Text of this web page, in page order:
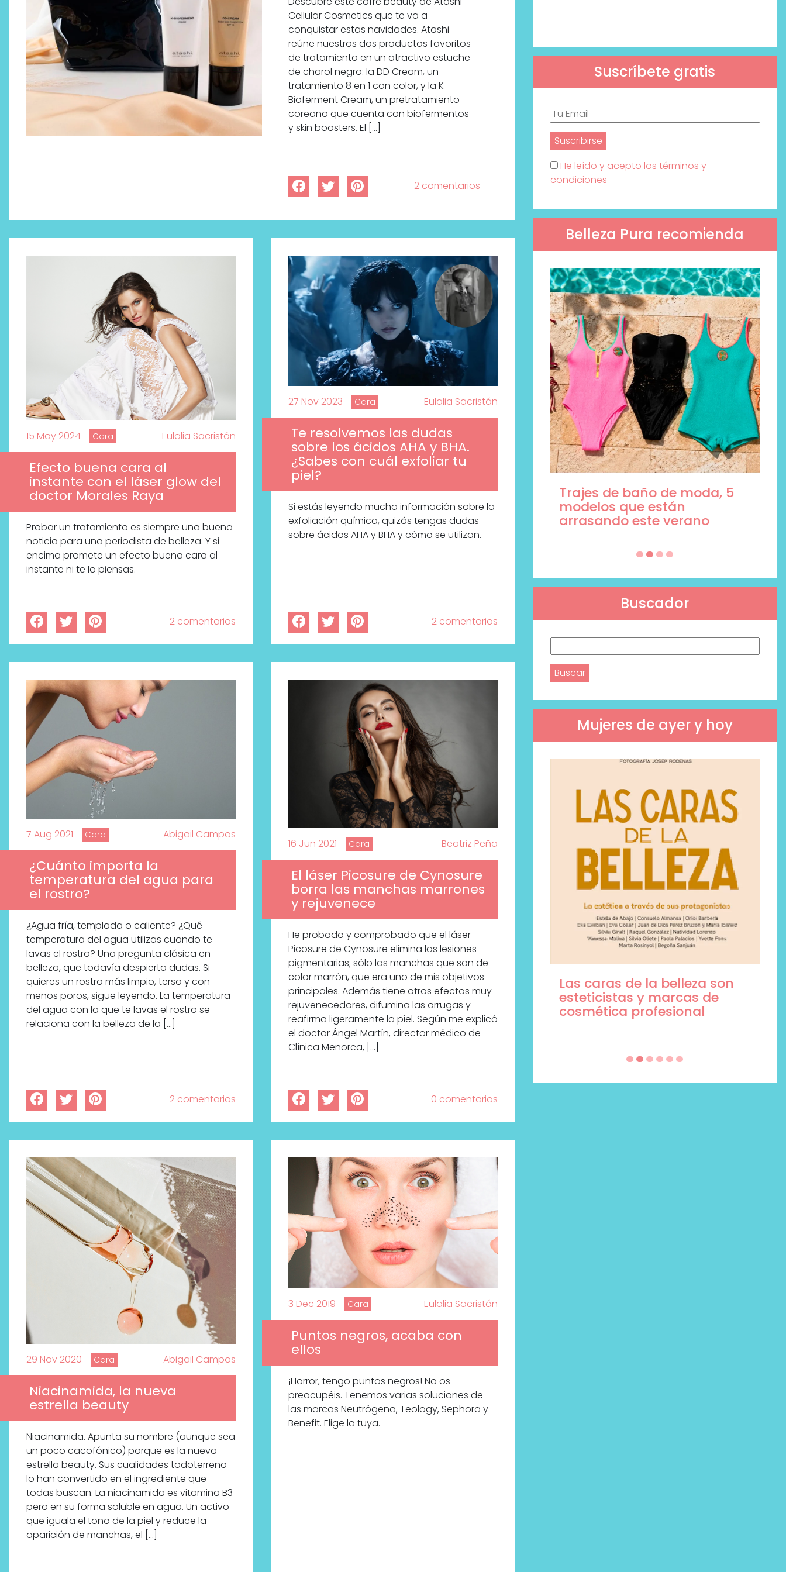
Cellular Cosmetics que te va a
conquistar estas navidades. Atashi
reúne nuestros dos productos favoritos
de tratamiento en un atractivo estuche
de charol negro: la DD Cream, un
tratamiento 8 en 1 con color, y la K-
Bioferment Cream, un pretratamiento
coreano que cuenta con biofermentos
y skin boosters. El […]
2 comentarios
15 May 2024 Cara Eulalia Sacristán
Efecto buena cara al
instante con el láser glow del
doctor Morales Raya
Probar un tratamiento es siempre una buena
noticia para una periodista de belleza. Y si
encima promete un efecto buena cara al
instante ni te lo piensas.
2 comentarios
27 Nov 2023 Cara Eulalia Sacristán
Te resolvemos las dudas
sobre los ácidos AHA y BHA.
¿Sabes con cuál exfoliar tu
piel?
Si estás leyendo mucha información sobre la
exfoliación química, quizás tengas dudas
sobre ácidos AHA y BHA y cómo se utilizan.
2 comentarios
7 Aug 2021 Cara Abigail Campos
¿Cuánto importa la
temperatura del agua para
el rostro?
¿Agua fría, templada o caliente? ¿Qué
temperatura del agua utilizas cuando te
lavas el rostro? Una pregunta clásica en
belleza, que todavía despierta dudas. Si
quieres un rostro más limpio, terso y con
menos poros, sigue leyendo. La temperatura
del agua con la que te lavas el rostro se
relaciona con la belleza de la […]
2 comentarios
16 Jun 2021 Cara Beatriz Peña
El láser Picosure de Cynosure
borra las manchas marrones
y rejuvenece
He probado y comprobado que el láser
Picosure de Cynosure elimina las lesiones
pigmentarias; sólo las manchas que son de
color marrón, que era uno de mis objetivos
principales. Además tiene otros efectos muy
rejuvenecedores, difumina las arrugas y
reafirma ligeramente la piel. Según me explicó
el doctor Ángel Martín, director médico de
Clínica Menorca, […]
0 comentarios
29 Nov 2020 Cara Abigail Campos
Niacinamida, la nueva
estrella beauty
Niacinamida. Apunta su nombre (aunque sea
un poco cacofónico) porque es la nueva
estrella beauty. Sus cualidades todoterreno
lo han convertido en el ingrediente que
todas buscan. La niacinamida es vitamina B3
pero en su forma soluble en agua. Un activo
que iguala el tono de la piel y reduce la
aparición de manchas, el […]
3 Dec 2019 Cara Eulalia Sacristán
Puntos negros, acaba con
ellos
¡Horror, tengo puntos negros! No os
preocupéis. Tenemos varias soluciones de
las marcas Neutrógena, Teology, Sephora y
Benefit. Elige la tuya.
Suscríbete gratis
He leído y acepto los términos y
condiciones
Belleza Pura recomienda
Descubre cómo la cosmética
profesional va desde las
cabinas a tu rutina diaria
Por qué los bálsamos de CBD
tópico se han convertido en
uno de los productos de
bienestar más buscados
Trajes de baño de moda, 5
modelos que están
arrasando este verano
Buscador
Mujeres de ayer y hoy
¿Qué revelan las zapatillas
de Alexia Putellas para Nike
sobre la nueva era del
objeto-artista?
Labeau Organic continúa
apostando por la cosmética
del bienestar
Las caras de la belleza son
esteticistas y marcas de
cosmética profesional